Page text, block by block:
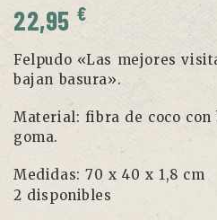
22,95 €
Felpudo «Las mejores
bajan basura».
Material: fibra de coco
goma.
Medidas: 70 x 40 x 1,8 cm
2 disponibles